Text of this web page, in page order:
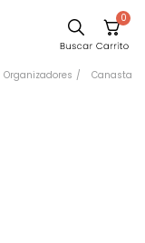
0
Organizadores Canasta